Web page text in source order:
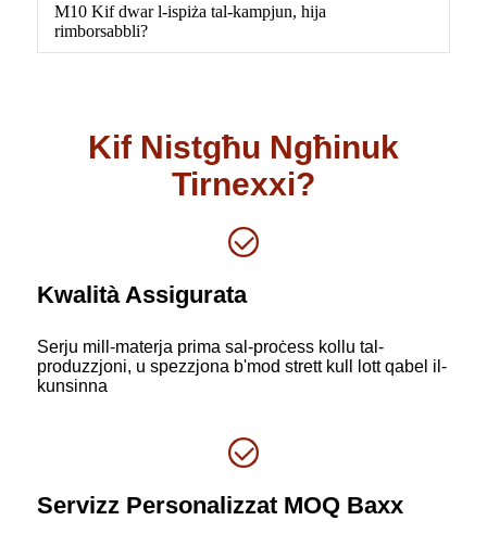
M10 Kif dwar l-ispiża tal-kampjun, hija
rimborsabbli?
Kif Nistgħu Ngħinuk
Tirnexxi?
Kwalità Assigurata
Serju mill-materja prima sal-proċess kollu tal-
produzzjoni, u spezzjona b'mod strett kull lott qabel il-
kunsinna
Servizz Personalizzat MOQ Baxx